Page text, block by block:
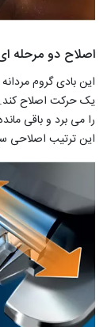
اصلاح دو مرحله
این بادی گروم
یک حرکت اصلاح کند.
را می برد و باقی
این ترتیب اصلاحی